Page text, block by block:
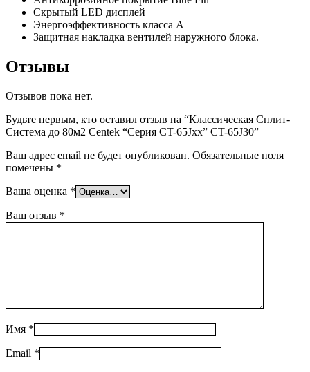
Скрытый LED дисплей
Энергоэффективность класса А
Защитная накладка вентилей наружного блока.
Отзывы
Отзывов пока нет.
Будьте первым, кто оставил отзыв на “Классическая Сплит-
Система до 80м2 Centek “Серия CT-65Jxx” CT-65J30”
Ваш адрес email не будет опубликован. Обязательные поля
помечены *
Ваша оценка *
Ваш отзыв *
Имя *
Email *